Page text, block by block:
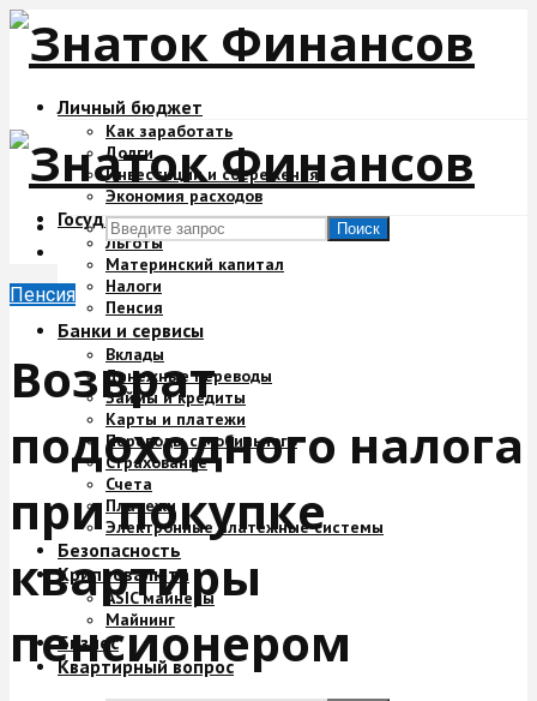
Личный бюджет
Как заработать
Долги
Инвестиции и сбережения
Экономия расходов
Государство и деньги
Льготы
Материнский капитал
Налоги
Пенсия
Банки и сервисы
Вклады
Денежные переводы
Займы и кредиты
Карты и платежи
Переводы с мобильного
Страхование
Счета
Платежи
Электронные платежные системы
Безопасность
Криптовалюта
ASIC майнеры
Майнинг
Бизнес
Квартирный вопрос
Поиск
Пенсия
Возврат
подоходного налога
при покупке
квартиры
пенсионером